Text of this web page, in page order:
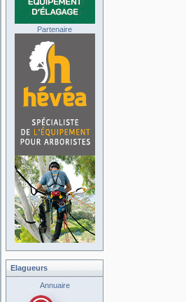
Partenaire
Elagueurs
Annuaire